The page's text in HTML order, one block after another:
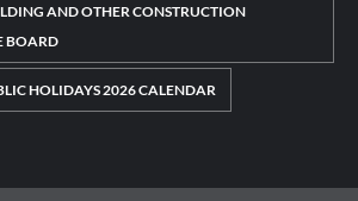
AND OTHER CONSTRUCTION
BOARD
HOLIDAYS 2026 CALENDAR